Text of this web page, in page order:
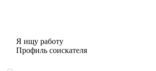
Я ищу работу
Профиль соискателя